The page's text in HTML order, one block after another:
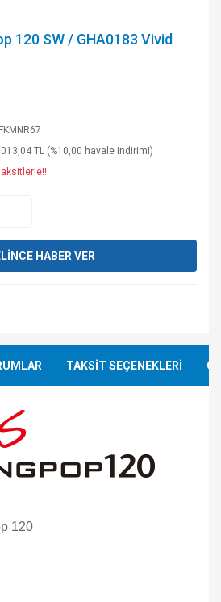
120 SW / GHA0183 Vivid
TL (%10,00 havale indirimi)
HABER VER
TAKSİT SEÇENEKLERİ
120